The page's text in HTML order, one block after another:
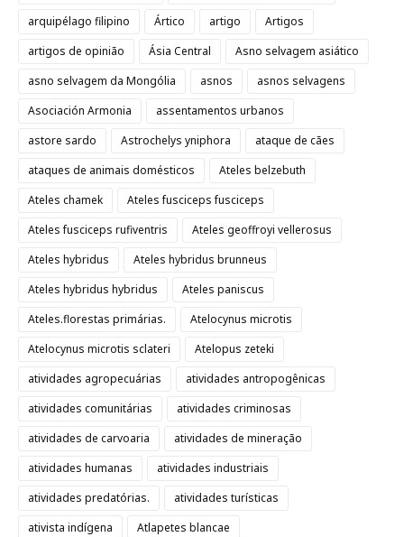
arquipélago filipino
Ártico artigo
Artigos
artigos de opinião
Ásia Central
Asno selvagem asiático
asno selvagem da Mongólia
asnos
asnos selvagens
Asociación Armonia
assentamentos urbanos
astore sardo
Astrochelys yniphora
ataque de cães
ataques de animais domésticos
Ateles belzebuth
Ateles chamek
Ateles fusciceps fusciceps
Ateles fusciceps rufiventris
Ateles geoffroyi vellerosus
Ateles hybridus
Ateles hybridus brunneus
Ateles hybridus hybridus
Ateles paniscus
Ateles.florestas primárias.
Atelocynus microtis
Atelocynus microtis sclateri
Atelopus zeteki
atividades agropecuárias
atividades antropogênicas
atividades comunitárias
atividades criminosas
atividades de carvoaria
atividades de mineração
atividades humanas
atividades industriais
atividades predatórias.
atividades turísticas
ativista indígena
Atlapetes blancae